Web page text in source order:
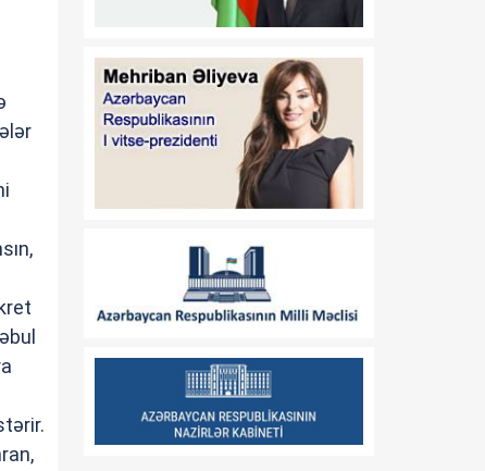
Vaşinqton Bəyannaməsi –
işləyən sülh modeli
Türk ekspert: Vaşinqton
görüşü Prezident İlham
Əliyevin diplomatiyasının
20:15
08 Avqust
ilə Ermənistan arasında
əldə olunan razılaşma
sülh prosesinin
yaradıb
Xidmətinin məlumatı